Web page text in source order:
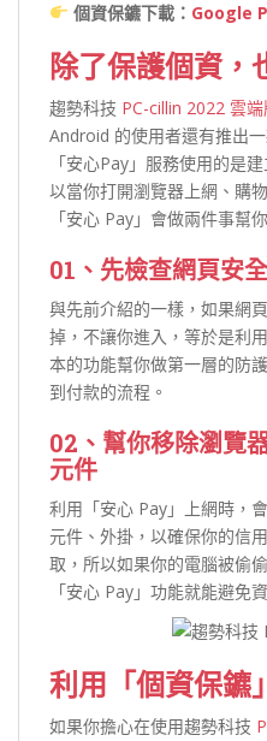
個資保鑣下載： Google
除了保護個資，
趨勢科技 PC-cillin 2022 雲端
Android 的使用者還有推出
「安心Pay」服務使用的是
以當你打開瀏覽器上網、購
「安心 Pay」會做兩件事幫
01、先檢查網頁安
與先前介紹的一樣，如果網
掉，不讓你進入，等於是利
本的功能幫你做第一層的防
到付款的流程。
02、幫你移除瀏覽
元件
利用「安心 Pay」上網時，
元件、外掛，以確保你的信
取，所以如果你的電腦被偷
「安心 Pay」功能就能避免
利用「個資保鑣
如果你擔心在使用趨勢科技